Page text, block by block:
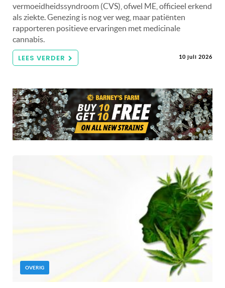
vermoeidheidssyndroom (CVS), ofwel ME, officieel erkend
als ziekte. Genezing is nog ver weg, maar patiënten
rapporteren positieve ervaringen met medicinale
cannabis.
LEES VERDER 10 juli 2026
OVERIG